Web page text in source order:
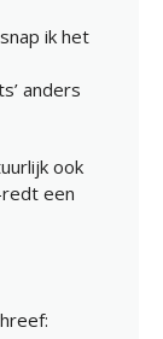
ik het
anders
ook
een